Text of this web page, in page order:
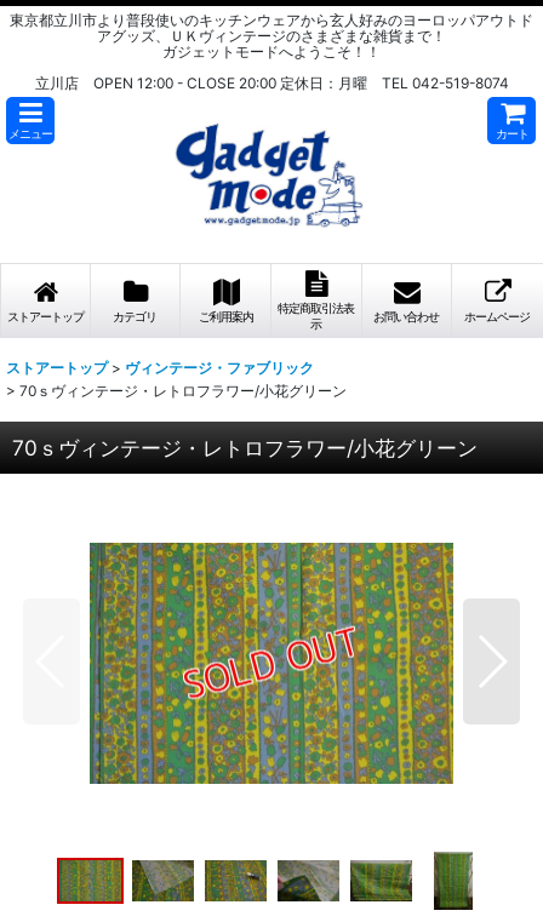
東京都立川市より普段使いのキッチンウェアから玄人好みのヨーロッパアウトド
アグッズ、ＵＫヴィンテージのさまざまな雑貨まで！
ガジェットモードへようこそ！！
立川店 OPEN 12:00 - CLOSE 20:00 定休日：月曜 TEL 042-519-8074
メニュー カート
ストアートップ カテゴリ ご利用案内
特定商取引法表
示
お問い合わせ ホームページ
ストアートップ > ヴィンテージ・ファブリック
> 70ｓヴィンテージ・レトロフラワー/小花グリーン
70ｓヴィンテージ・レトロフラワー/小花グリーン